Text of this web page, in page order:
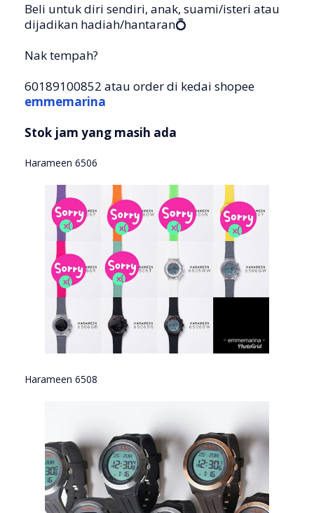
Beli untuk diri sendiri, anak, suami/isteri atau
dijadikan hadiah/hantaran💍
Nak tempah?
60189100852 atau order di kedai shopee
emmemarina
Stok jam yang masih ada
Harameen 6506
Harameen 6508